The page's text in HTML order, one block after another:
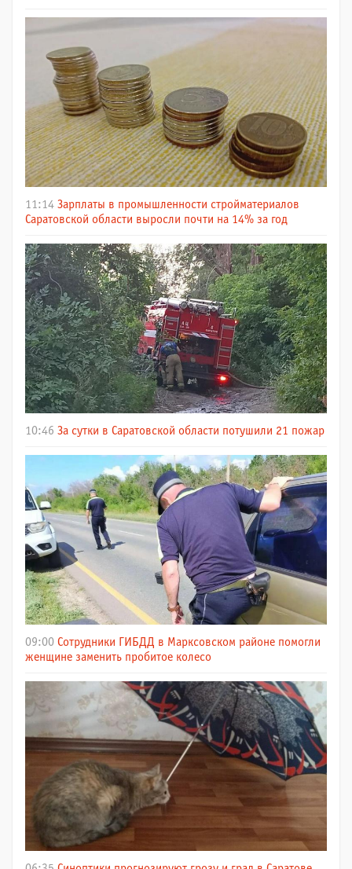
11:14 Зарплаты в промышленности стройматериалов
Саратовской области выросли почти на 14% за год
10:46 За сутки в Саратовской области потушили 21 пожар
09:00 Сотрудники ГИБДД в Марксовском районе помогли
женщине заменить пробитое колесо